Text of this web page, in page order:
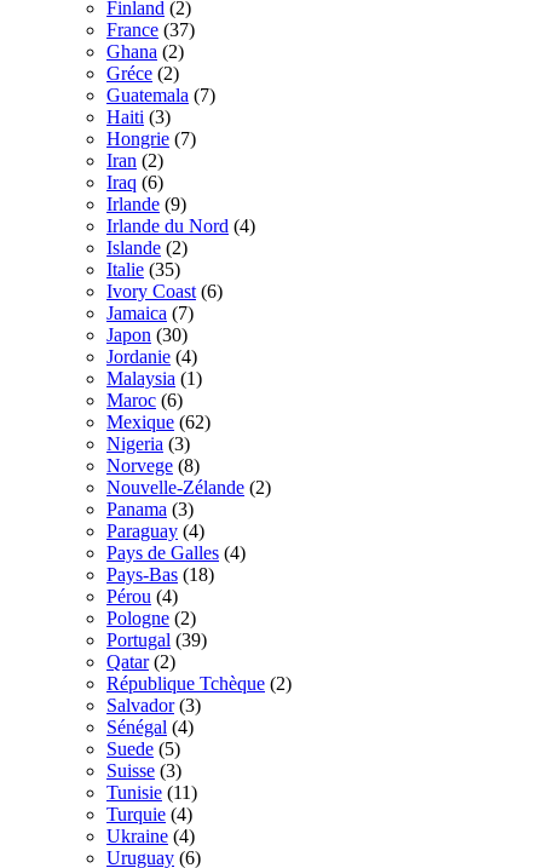
Finland (2)
France (37)
Ghana (2)
Gréce (2)
Guatemala (7)
Haiti (3)
Hongrie (7)
Iran (2)
Iraq (6)
Irlande (9)
Irlande du Nord (4)
Islande (2)
Italie (35)
Ivory Coast (6)
Jamaica (7)
Japon (30)
Jordanie (4)
Malaysia (1)
Maroc (6)
Mexique (62)
Nigeria (3)
Norvege (8)
Nouvelle-Zélande (2)
Panama (3)
Paraguay (4)
Pays de Galles (4)
Pays-Bas (18)
Pérou (4)
Pologne (2)
Portugal (39)
Qatar (2)
République Tchèque (2)
Salvador (3)
Sénégal (4)
Suede (5)
Suisse (3)
Tunisie (11)
Turquie (4)
Ukraine (4)
Uruguay (6)